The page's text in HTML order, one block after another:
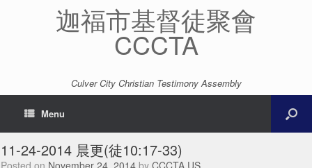
迦福市基督徒聚會
CCCTA
Culver City Christian Testimony Assembly
Menu
11-24-2014 晨更(徒10:17-33)
Posted on November 24, 2014 by CCCTA US